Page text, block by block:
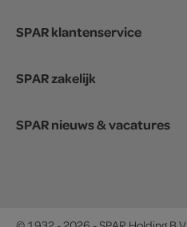
SPAR klantenservice
SPAR zakelijk
SPAR nieuws & vacatures